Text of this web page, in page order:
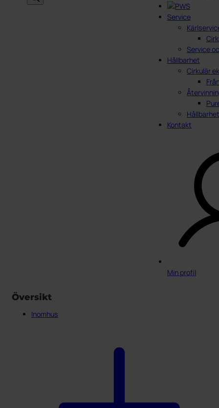
Service
Service
Hållbarhet
Cirkulär
Kontakt
Min profil
Översikt
Inomhus